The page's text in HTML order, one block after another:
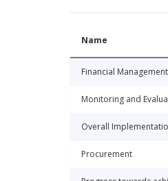
Name
Financial Management
Monitoring and
Overall
Procurement